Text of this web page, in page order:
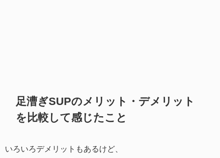
足漕ぎSUPのメリット・デメリット
を比較して感じたこと
いろいろデメリットもあるけど、